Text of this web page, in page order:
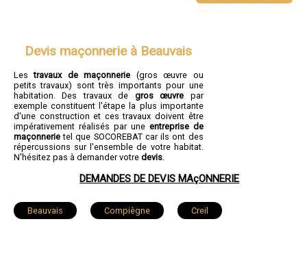
Devis maçonnerie à Beauvais
Lestravaux de maçonnerie (gros œuvre ou
petits travaux) sont très importants pour une
habitation. Des travaux de gros œuvre par
exemple constituent l'étape la plus importante
d'une construction et ces travaux doivent être
impérativement réalisés par une entreprise de
maçonnerietel que SOCOREBAT car ils ont des
répercussions sur l'ensemble de votre habitat.
N'hésitez pas à demander votre devis.
DEMANDES DE DEVIS MAçONNERIE
Beauvais Compiègne Creil